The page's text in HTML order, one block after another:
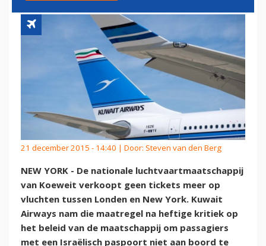
21 december 2015 - 14:40 | Door: Steven van den Berg
NEW YORK - De nationale luchtvaartmaatschappij
van Koeweit verkoopt geen tickets meer op
vluchten tussen Londen en New York. Kuwait
Airways nam die maatregel na heftige kritiek op
het beleid van de maatschappij om passagiers
met een Israëlisch paspoort niet aan boord te